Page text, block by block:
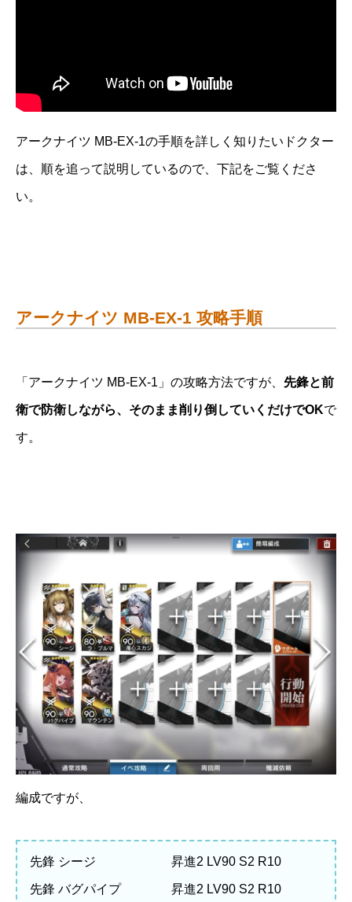
アークナイツ MB-EX-1の手順を詳しく知りたいドクター
は、順を追って説明しているので、下記をご覧くださ
い。
アークナイツ MB-EX-1 攻略手順
「アークナイツ MB-EX-1」の攻略方法ですが、 先鋒と前
衛で防衛しながら、そのまま削り倒していくだけでOKで
す。
編成ですが、
先鋒 シージ 昇進2 LV90 S2 R10
先鋒 バグパイプ 昇進2 LV90 S2 R10